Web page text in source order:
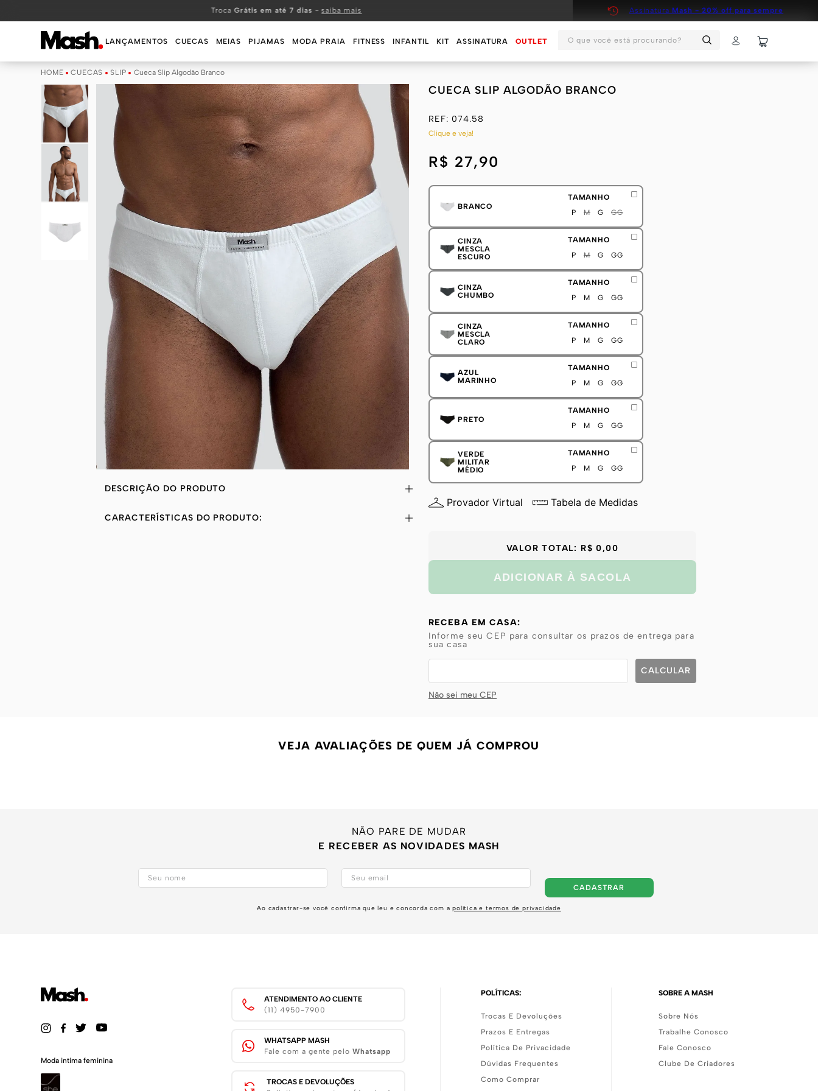
TrocaGrátis em até 7 dias -saiba mais Assinatura Mash - 20% off para sempre
LANÇAMENTOS CUECAS MEIAS PIJAMAS MODA PRAIA FITNESS INFANTIL KIT ASSINATURA OUTLET
O que você está procurando?
CUECAS SLIP Cueca Slip Algodão Branco
DESCRIÇÃO DO PRODUTO
CARACTERÍSTICAS DO PRODUTO:
CUECA SLIP ALGODÃO BRANCO
REF: 074.58
Clique e veja!
R$ 27,90
BRANCO
TAMANHO
P
M G GG
CINZA
MESCLA
ESCURO
TAMANHO
P
M G GG
CINZA
CHUMBO
TAMANHO
P
M G GG
CINZA
MESCLA
CLARO
TAMANHO
P
M G GG
AZUL
MARINHO
TAMANHO
P
M G GG
PRETO
TAMANHO
P
M G GG
VERDE
MILITAR
MÉDIO
TAMANHO
P
M G GG
Provador Virtual Tabela de Medidas
VALOR TOTAL: R$ 0,00
ADICIONAR À SACOLA
RECEBA EM CASA:
Informe seu CEP para consultar os prazos de entrega para
sua casa
Não sei meu CEP
VEJA AVALIAÇÕES DE QUEM JÁ COMPROU
NÃO PARE DE MUDAR
E RECEBER AS NOVIDADES MASH
CADASTRAR
Ao cadastrar-se você confirma que leu e concorda com apolítica e termos de privacidade
Moda intima feminina
ATENDIMENTO AO CLIENTE
(11) 4950-7900
WHATSAPP MASH
Fale com a gente peloWhatsapp
TROCAS E DEVOLUÇÕES
POLÍTICAS:
Trocas E Devoluções
Prazos E Entregas
Política De Privacidade
Dúvidas Frequentes
Como Comprar
SOBRE A MASH
Sobre Nós
Trabalhe Conosco
Fale Conosco
Clube De Criadores
2º INFANTIL
KITS
SUNGA
CUECA
KIT CUECA
KIT CUECA BOXER